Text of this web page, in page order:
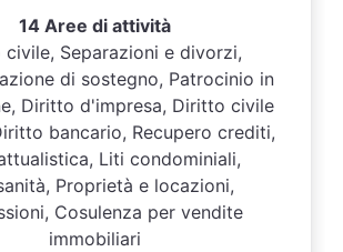
14 Aree di attività
Separazioni e divorzi,
di sostegno, Patrocinio in
Diritto d'impresa, Diritto civile
bancario, Recupero crediti,
Liti condominiali,
Proprietà e locazioni,
Cosulenza per vendite
immobiliari